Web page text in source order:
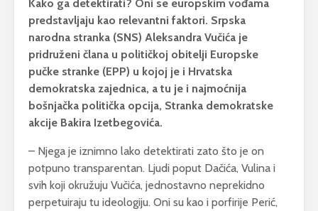
Kako ga detektirati? Oni se europskim vođama
predstavljaju kao relevantni faktori. Srpska
narodna stranka (SNS) Aleksandra Vučića je
pridruženi člana u političkoj obitelji Europske
pučke stranke (EPP) u kojoj je i Hrvatska
demokratska zajednica, a tu je i najmoćnija
bošnjačka politička opcija, Stranka demokratske
akcije Bakira Izetbegovića.
– Njega je iznimno lako detektirati zato što je on
potpuno transparentan. Ljudi poput Dačića, Vulina i
svih koji okružuju Vučića, jednostavno neprekidno
perpetuiraju tu ideologiju. Oni su kao i porfirije Perić,